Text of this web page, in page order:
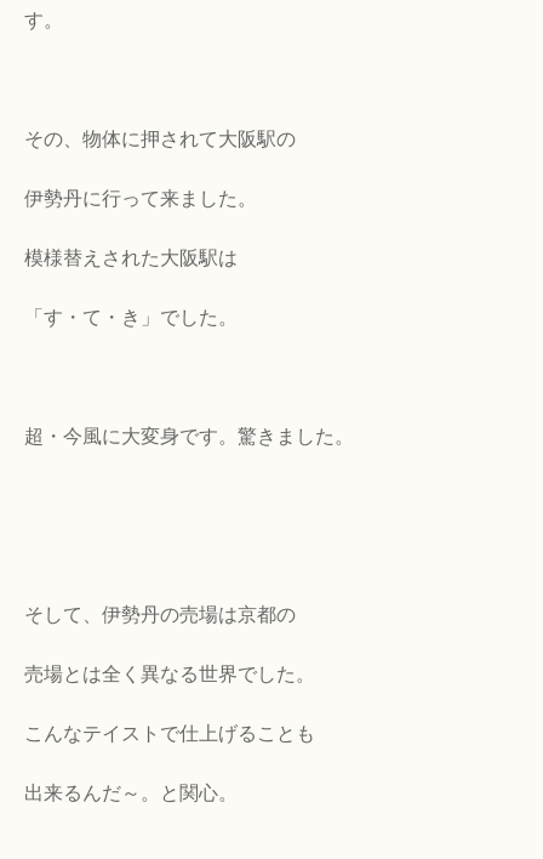
す。
その、物体に押されて大阪駅の
伊勢丹に行って来ました。
模様替えされた大阪駅は
「す・て・き」でした。
超・今風に大変身です。驚きました。
そして、伊勢丹の売場は京都の
売場とは全く異なる世界でした。
こんなテイストで仕上げることも
出来るんだ～。と関心。